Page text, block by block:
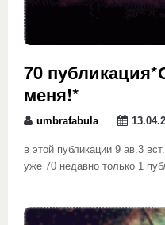
70
меня!*
umbrafabula
в этой публикации 9 ав.3
уже 70 недавно только 1